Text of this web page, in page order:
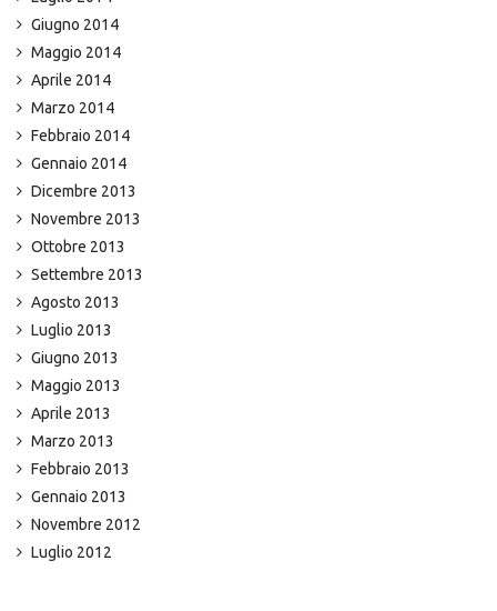
Giugno 2014
Maggio 2014
Aprile 2014
Marzo 2014
Febbraio 2014
Gennaio 2014
Dicembre 2013
Novembre 2013
Ottobre 2013
Settembre 2013
Agosto 2013
Luglio 2013
Giugno 2013
Maggio 2013
Aprile 2013
Marzo 2013
Febbraio 2013
Gennaio 2013
Novembre 2012
Luglio 2012